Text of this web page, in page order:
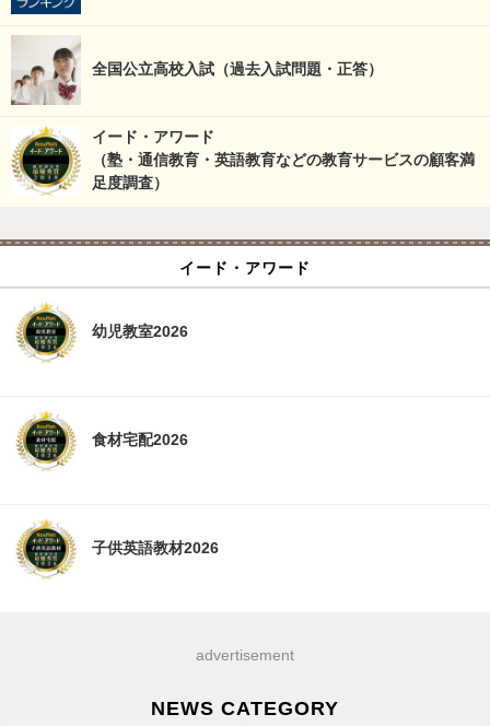
全国公立高校入試（過去入試問題・正答）
イード・アワード
（塾・通信教育・英語教育などの教育サービスの顧客満
足度調査）
イード・アワード
幼児教室2026
食材宅配2026
子供英語教材2026
advertisement
NEWS CATEGORY